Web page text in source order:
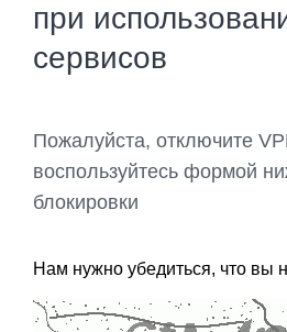
при
сервисов
Пожалуйста, отключите
воспользуйтесь формой
блокировки
Нам нужно убедиться, что вы